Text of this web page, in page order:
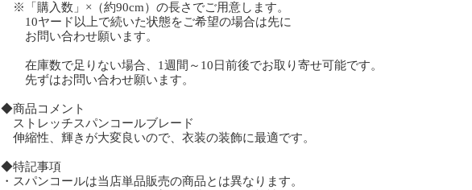
※「購入数」×（約90cm）の長さでご用意します。
10ヤード以上で続いた状態をご希望の場合は先に
お問い合わせ願います。
在庫数で足りない場合、1週間～10日前後でお取り寄せ可能です。
先ずはお問い合わせ願います。
◆商品コメント
ストレッチスパンコールブレード
伸縮性、輝きが大変良いので、衣装の装飾に最適です。
◆特記事項
・スパンコールは当店単品販売の商品とは異なります。